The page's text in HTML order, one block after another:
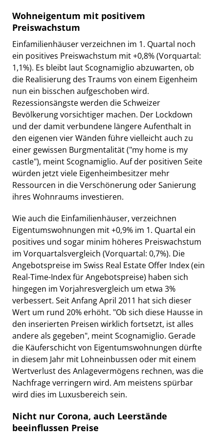
Wohneigentum mit positivem
Preiswachstum
Einfamilienhäuser verzeichnen im 1. Quartal noch
ein positives Preiswachstum mit +0,8% (Vorquartal:
1,1%). Es bleibt laut Scognamiglio abzuwarten, ob
die Realisierung des Traums von einem Eigenheim
nun ein bisschen aufgeschoben wird.
Rezessionsängste werden die Schweizer
Bevölkerung vorsichtiger machen. Der Lockdown
und der damit verbundene längere Aufenthalt in
den eigenen vier Wänden führe vielleicht auch zu
einer gewissen Burgmentalität ("my home is my
castle"), meint Scognamiglio. Auf der positiven Seite
würden jetzt viele Eigenheimbesitzer mehr
Ressourcen in die Verschönerung oder Sanierung
ihres Wohnraums investieren.
Wie auch die Einfamilienhäuser, verzeichnen
Eigentumswohnungen mit +0,9% im 1. Quartal ein
positives und sogar minim höheres Preiswachstum
im Vorquartalsvergleich (Vorquartal: 0,7%). Die
Angebotspreise im Swiss Real Estate Offer Index (ein
Real-Time-Index für Angebotspreise) haben sich
hingegen im Vorjahresvergleich um etwa 3%
verbessert. Seit Anfang April 2011 hat sich dieser
Wert um rund 20% erhöht. "Ob sich diese Hausse in
den inserierten Preisen wirklich fortsetzt, ist alles
andere als gegeben", meint Scognamiglio. Gerade
die Käuferschicht von Eigentumswohnungen dürfte
in diesem Jahr mit Lohneinbussen oder mit einem
Wertverlust des Anlagevermögens rechnen, was die
Nachfrage verringern wird. Am meistens spürbar
wird dies im Luxusbereich sein.
Nicht nur Corona, auch Leerstände
beeinflussen Preise